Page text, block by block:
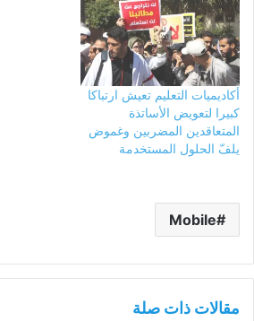
أكاديميات التعليم تعيش ارتباكا
كبيرا لتعويض الأساتذة
المتعاقدين المضربين وغموض
يلفّ الحلول المستخدمة
Mobile
مقالات ذات صلة